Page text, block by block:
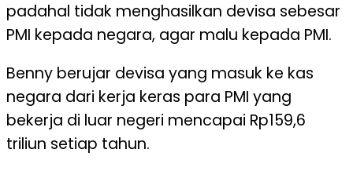
padahal tidak menghasilkan devisa sebesar
PMI kepada negara, agar malu kepada PMI.
Benny berujar devisa yang masuk ke kas
negara dari kerja keras para PMI yang
bekerja di luar negeri mencapai Rp159,6
triliun setiap tahun.